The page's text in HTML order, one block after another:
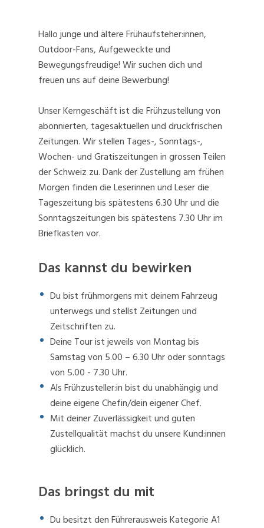
Hallo junge und ältere Frühaufsteher:innen,
Outdoor-Fans, Aufgeweckte und
Bewegungsfreudige! Wir suchen dich und
freuen uns auf deine Bewerbung!
Unser Kerngeschäft ist die Frühzustellung von
abonnierten, tagesaktuellen und druckfrischen
Zeitungen. Wir stellen Tages-, Sonntags-,
Wochen- und Gratiszeitungen in grossen Teilen
der Schweiz zu. Dank der Zustellung am frühen
Morgen finden die Leserinnen und Leser die
Tageszeitung bis spätestens 6.30 Uhr und die
Sonntagszeitungen bis spätestens 7.30 Uhr im
Briefkasten vor.
Das kannst du bewirken
Du bist frühmorgens mit deinem Fahrzeug
unterwegs und stellst Zeitungen und
Zeitschriften zu.
Deine Tour ist jeweils von Montag bis
Samstag von 5.00 – 6.30 Uhr oder sonntags
von 5.00 - 7.30 Uhr.
Als Frühzusteller:in bist du unabhängig und
deine eigene Chefin/dein eigener Chef.
Mit deiner Zuverlässigkeit und guten
Zustellqualität machst du unsere Kund:innen
glücklich.
Das bringst du mit
Du besitzt den Führerausweis Kategorie A1